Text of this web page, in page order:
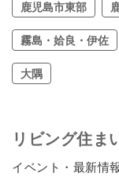
鹿児島市東部
霧島・姶良・伊佐
大隅
リビング住ま
イベント・最新情